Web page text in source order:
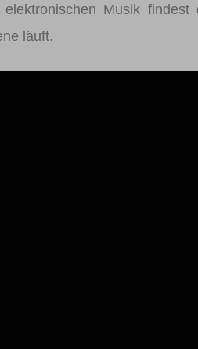
Musik findest
läuft.